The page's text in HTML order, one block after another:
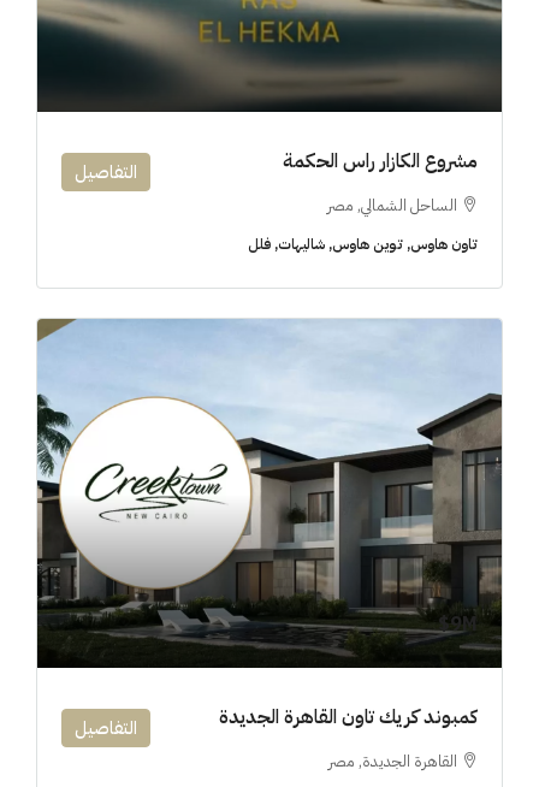
مشروع الكازار راس الحكمة
الساحل الشمالي, مصر
تاون هاوس, توين هاوس, شاليهات, فلل
التفاصيل
9M$
كمبوند كريك تاون القاهرة الجديدة
القاهرة الجديدة, مصر
التفاصيل